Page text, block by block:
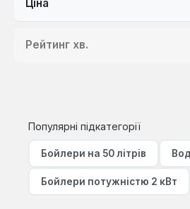
Ціна
Рейтинг хв.
Популярні підкатегорії
Бойлери на 50 літрів
Бойлери потужністю 2 кВт